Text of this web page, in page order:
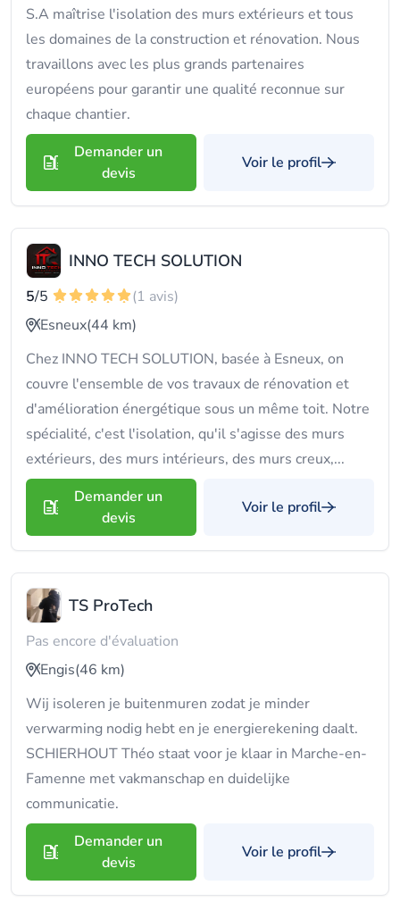
S.A maîtrise l'isolation des murs extérieurs et tous
les domaines de la construction et rénovation. Nous
travaillons avec les plus grands partenaires
européens pour garantir une qualité reconnue sur
chaque chantier.
Demander un
devis
Voir le profil
INNO TECH SOLUTION
5/5
(1 avis)
Esneux(44 km)
Chez INNO TECH SOLUTION, basée à Esneux, on
couvre l'ensemble de vos travaux de rénovation et
d'amélioration énergétique sous un même toit. Notre
spécialité, c'est l'isolation, qu'il s'agisse des murs
extérieurs, des murs intérieurs, des murs creux,...
Demander un
devis
Voir le profil
TS ProTech
Pas encore d'évaluation
Engis(46 km)
Wij isoleren je buitenmuren zodat je minder
verwarming nodig hebt en je energierekening daalt.
SCHIERHOUT Théo staat voor je klaar in Marche-en-
Famenne met vakmanschap en duidelijke
communicatie.
Demander un
devis
Voir le profil